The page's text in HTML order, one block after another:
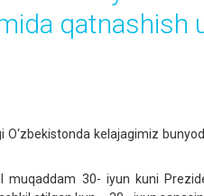
qatnashish
kelajagimiz
muqaddam 30- iyun kuni